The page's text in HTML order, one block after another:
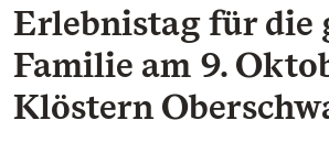
Erlebnistag für die
Familie am 9.
Klöstern